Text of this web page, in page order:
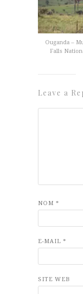
Ouganda –
Falls
Leave a
NOM *
E-MAIL *
SITE WEB